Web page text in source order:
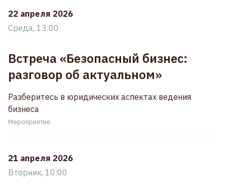
22 апреля 2026
Среда, 13:00
Встреча «Безопасный бизнес:
разговор об актуальном»
Разберитесь в юридических аспектах ведения
бизнеса
Мероприятие
21 апреля 2026
Вторник, 10:00